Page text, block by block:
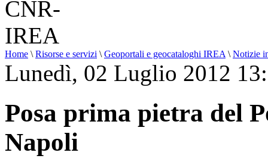
Home \ Risorse e servizi \ Geoportali e geocataloghi IREA \ Notizie
Lunedì, 02 Luglio 2012
Posa prima pietra del
Napoli